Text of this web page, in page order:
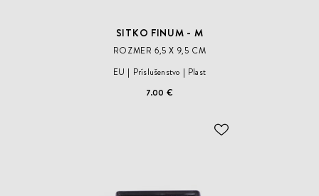
SITKO FINUM - M
ROZMER 6,5 X 9,5 CM
EU
Príslušenstvo
Plast
7.00 €
ODOBER